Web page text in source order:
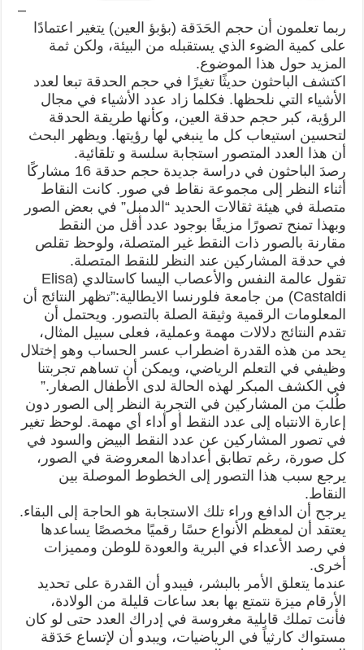
–
ربما تعلمون أن حجم الحَدَقة (بؤبؤ العين) يتغير اعتمادًا
على كمية الضوء الذي يستقبله من البيئة، ولكن ثمة
المزيد حول هذا الموضوع.
اكتشف الباحثون حديثًا تغيرًا في حجم الحدقة تبعا لعدد
الأشياء التي نلحظها. فكلما زاد عدد الأشياء في مجال
الرؤية، كبر حجم حدقة العين، وكأنها طريقة الحدقة
لتحسين استيعاب كل ما ينبغي لها رؤيتها. ويظهر البحث
أن هذا العدد المتصور استجابة سلسة و تلقائية.
رصدَ الباحثون في دراسة جديدة حجم حدقة 16 مشاركًا
أثناء النظر إلى مجموعة نقاط في صور. كانت النقاط
متصلة في هيئة ثقالات الحديد “الدمبل” في بعض الصور
وبهذا تمنح تصورًا مزيفًا بوجود عدد أقل من النقط
مقارنة بالصور ذات النقط غير المتصلة، ولوحظ تقلص
في حدقة المشاركين عند النظر للنقط المتصلة.
تقول عالمة النفس والأعصاب اليسا كاستالدي (Elisa
Castaldi) من جامعة فلورنسا الايطالية:”تظهر النتائج أن
المعلومات الرقمية وثيقة الصلة بالتصور. ويحتمل أن
تقدم النتائج دلالات مهمة وعملية، فعلى سبيل المثال،
يحد من هذه القدرة اضطراب عسر الحساب وهو إختلال
وظيفي في التعلم الرياضي، ويمكن أن تساهم تجربتنا
في الكشف المبكر لهذه الحالة لدى الأطفال الصغار.”
طُلبَ من المشاركين في التجربة النظر إلى الصور دون
إعارة الانتباه إلى عدد النقط أو أداء أي مهمة. لوحظ تغير
في تصور المشاركين عن عدد النقط البيض والسود في
كل صورة، رغم تطابق أعدادها المعروضة في الصور،
يرجع سبب هذا التصور إلى الخطوط الموصلة بين
النقاط.
يرجح أن الدافع وراء تلك الاستجابة هو الحاجة إلى البقاء.
يعتقد أن لمعظم الأنواع حسًا رقميًا مخصصًا يساعدها
في رصد الأعداء في البرية والعودة للوطن ومميزات
أخرى.
عندما يتعلق الأمر بالبشر، فيبدو أن القدرة على تحديد
الأرقام ميزة نتمتع بها بعد ساعات قليلة من الولادة،
فأنت تملك قابلية مغروسة في إدراك العدد حتى لو كان
مستواك كارثياً في الرياضيات، ويبدو أن لإتساع حَدَقة